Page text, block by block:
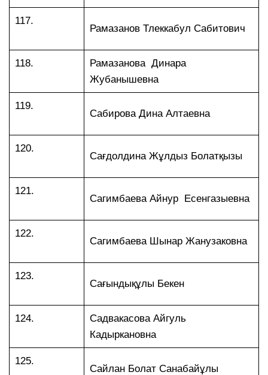
117.
Рамазанов Тлеккабул Сабитович
118.
Рамазанова Динара
Жубанышевна
119.
Сабирова Дина Алтаевна
120.
Сағдолдина Жұлдыз Болатқызы
121.
Сагимбаева Айнур Есенгазыевна
122.
Сагимбаева Шынар Жанузаковна
123.
Сағындықұлы Бекен
124.
Садвакасова Айгуль
Кадыркановна
125.
Сайлан Болат Санабайұлы